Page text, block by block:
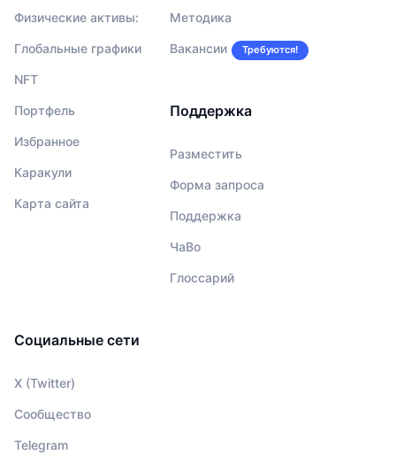
Физические активы:
Глобальные графики
NFT
Портфель
Избранное
Каракули
Карта сайта
Методика
Вакансии Требуются!
Поддержка
Разместить
Форма запроса
Поддержка
ЧаВо
Глоссарий
Социальные сети
X (Twitter)
Сообщество
Telegram